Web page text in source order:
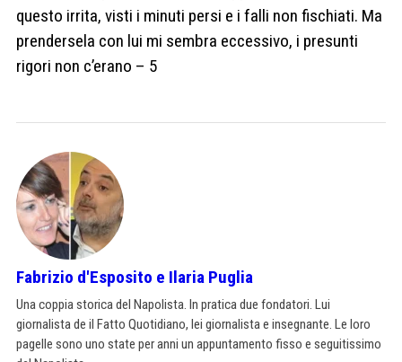
questo irrita, visti i minuti persi e i falli non fischiati. Ma
prendersela con lui mi sembra eccessivo, i presunti
rigori non c’erano – 5
Fabrizio d'Esposito e Ilaria Puglia
Una coppia storica del Napolista. In pratica due fondatori. Lui
giornalista de il Fatto Quotidiano, lei giornalista e insegnante. Le loro
pagelle sono uno state per anni un appuntamento fisso e seguitissimo